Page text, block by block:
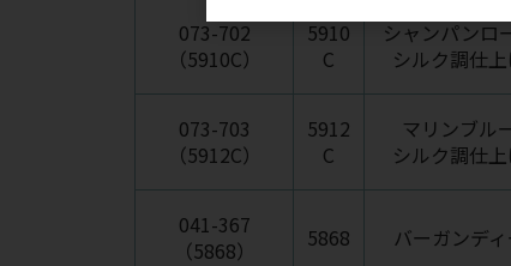
073-702
（5910C）
5910
C
シャンパンロ
シルク調仕
073-703
（5912C）
5912
C
マリンブル
シルク調仕
041-367
（5868）
5868 バーガンディ